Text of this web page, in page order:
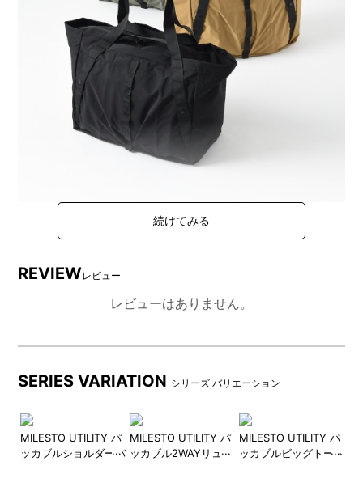
使いやすい34L前後の新サイズで登場。
ルに合わせて使えるサイズ感です。
よるシームレスな統一感。
水性も備えており、シワになりにくく、気軽に持ち運べ
キャメル・カーキ・ブラックの3色展開。黒のベルトや
コードを効かせた、ジェンダーレスな配色です。
本体は内装の背面ポケットにパッカブル収納できる仕
REVIEWレビュー
レビューはありません。
SERIES VARIATION シリーズ バリエーション
MILESTO UTILITY パ
ッカブルショルダーバ
MILESTO UTILITY パ
ッカブル2WAYリュッ
MILESTO UTILITY パ
ッカブルビッグトート